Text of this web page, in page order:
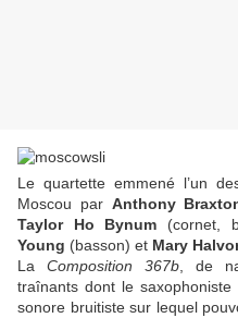
Le quartette emmené l’un
Moscou par Anthony
Taylor Ho Bynum (cornet,
Young (basson) et Mary
La Composition 367b, de
traînants dont le
sonore bruitiste sur lequel